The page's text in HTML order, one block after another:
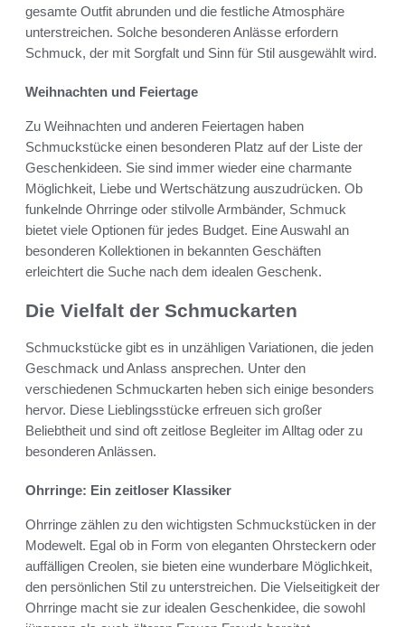
gesamte Outfit abrunden und die festliche Atmosphäre
unterstreichen. Solche besonderen Anlässe erfordern
Schmuck, der mit Sorgfalt und Sinn für Stil ausgewählt wird.
Weihnachten und Feiertage
Zu Weihnachten und anderen Feiertagen haben
Schmuckstücke einen besonderen Platz auf der Liste der
Geschenkideen. Sie sind immer wieder eine charmante
Möglichkeit, Liebe und Wertschätzung auszudrücken. Ob
funkelnde Ohrringe oder stilvolle Armbänder, Schmuck
bietet viele Optionen für jedes Budget. Eine Auswahl an
besonderen Kollektionen in bekannten Geschäften
erleichtert die Suche nach dem idealen Geschenk.
Die Vielfalt der Schmuckarten
Schmuckstücke gibt es in unzähligen Variationen, die jeden
Geschmack und Anlass ansprechen. Unter den
verschiedenen Schmuckarten heben sich einige besonders
hervor. Diese Lieblingsstücke erfreuen sich großer
Beliebtheit und sind oft zeitlose Begleiter im Alltag oder zu
besonderen Anlässen.
Ohrringe: Ein zeitloser Klassiker
Ohrringe zählen zu den wichtigsten Schmuckstücken in der
Modewelt. Egal ob in Form von eleganten Ohrsteckern oder
auffälligen Creolen, sie bieten eine wunderbare Möglichkeit,
den persönlichen Stil zu unterstreichen. Die Vielseitigkeit der
Ohrringe macht sie zur idealen Geschenkidee, die sowohl